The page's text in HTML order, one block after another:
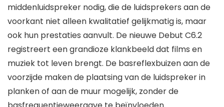
middenluidspreker nodig, die de luidsprekers aan de
voorkant niet alleen kwalitatief gelijkmatig is, maar
ook hun prestaties aanvult. De nieuwe Debut C6.2
registreert een grandioze klankbeeld dat films en
muziek tot leven brengt. De basreflexbuizen aan de
voorzijde maken de plaatsing van de luidspreker in
planken of aan de muur mogelijk, zonder de